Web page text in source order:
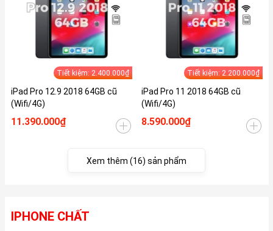
Tiết kiệm: 2.400.000₫
iPad Pro 12.9 2018 64GB cũ
(Wifi/4G)
11.390.000₫
Tiết kiệm: 2.200.000₫
iPad Pro 11 2018 64GB cũ
(Wifi/4G)
8.590.000₫
Xem thêm (16) sản phẩm
IPHONE CHẤT